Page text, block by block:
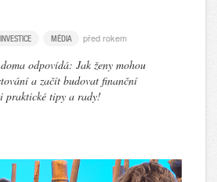
INVESTICE MÉDIA před rokem
odpovídá: Jak ženy mohou
a začít budovat finanční
praktické tipy a rady!